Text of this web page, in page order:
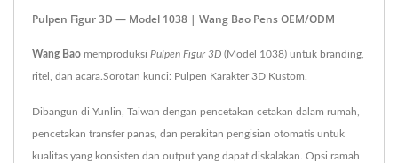
Pulpen Figur 3D — Model 1038 | Wang Bao Pens OEM/ODM
Wang Bao memproduksi Pulpen Figur 3D (Model 1038) untuk branding,
ritel, dan acara.Sorotan kunci: Pulpen Karakter 3D Kustom.
Dibangun di Yunlin, Taiwan dengan pencetakan cetakan dalam rumah,
pencetakan transfer panas, dan perakitan pengisian otomatis untuk
kualitas yang konsisten dan output yang dapat diskalakan. Opsi ramah